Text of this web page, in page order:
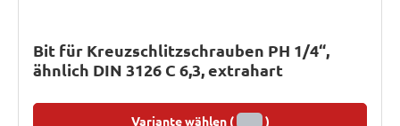
Bit für Kreuzschlitzschrauben PH 1/4“,
ähnlich DIN 3126 C 6,3, extrahart
Variante wählen ( )